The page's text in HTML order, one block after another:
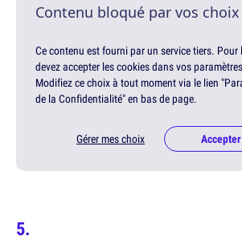
Contenu bloqué par vos
Ce contenu est fourni par un service tiers. Pour
devez accepter les cookies dans vos
Modifiez ce choix à tout moment via le lien
de la Confidentialité" en bas de page.
Gérer mes choix